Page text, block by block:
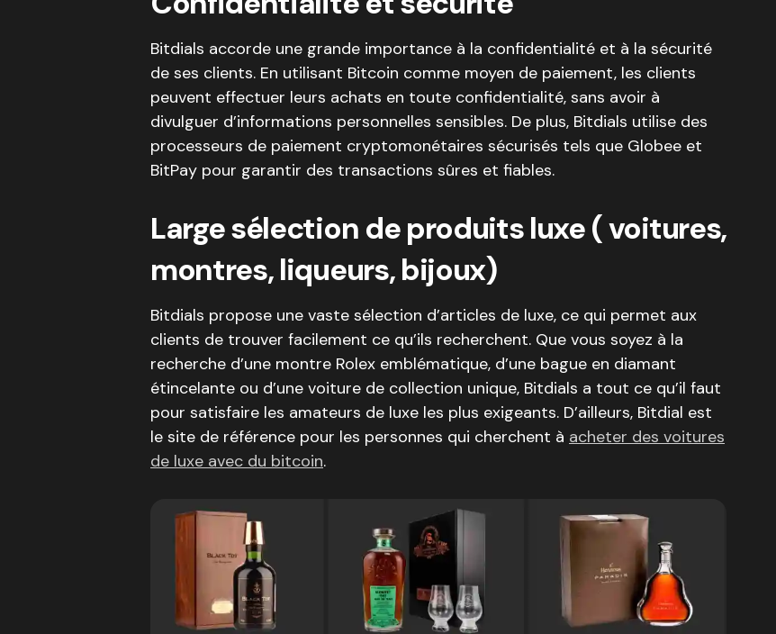
Bitdials accorde une grande importance à la confidentialité et à la sécurité
de ses clients. En utilisant Bitcoin comme moyen de paiement, les clients
peuvent effectuer leurs achats en toute confidentialité, sans avoir à
divulguer d’informations personnelles sensibles. De plus, Bitdials utilise des
processeurs de paiement cryptomonétaires sécurisés tels que Globee et
BitPay pour garantir des transactions sûres et fiables.
Large sélection de produits luxe ( voitures,
montres, liqueurs, bijoux)
Bitdials propose une vaste sélection d’articles de luxe, ce qui permet aux
clients de trouver facilement ce qu’ils recherchent. Que vous soyez à la
recherche d’une montre Rolex emblématique, d’une bague en diamant
étincelante ou d’une voiture de collection unique, Bitdials a tout ce qu’il faut
pour satisfaire les amateurs de luxe les plus exigeants. D’ailleurs, Bitdial est
le site de référence pour les personnes qui cherchent à acheter des voitures
de luxe avec du bitcoin.